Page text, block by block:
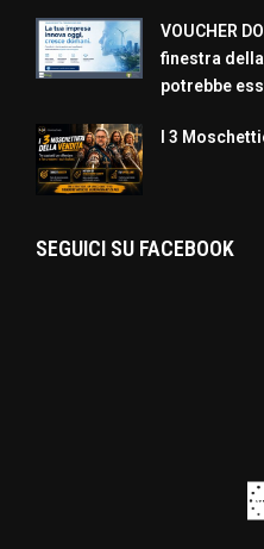
VOUCHER
finestra
potrebbe
I 3
SEGUICI SU FACEBOOK